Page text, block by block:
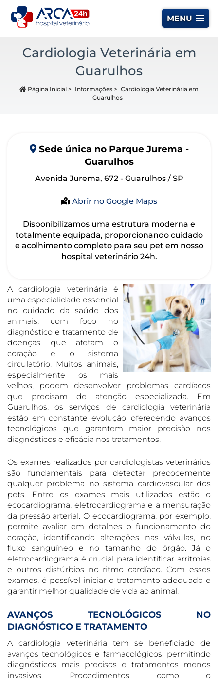
MENU
Cardiologia Veterinária em
Guarulhos
Página Inicial > Informações > Cardiologia Veterinária em
Guarulhos
Sede única no Parque Jurema -
Guarulhos
Avenida Jurema, 672 - Guarulhos / SP
Abrir no Google Maps
Disponibilizamos uma estrutura moderna e
totalmente equipada, proporcionando cuidado
e acolhimento completo para seu pet em nosso
hospital veterinário 24h.
A cardiologia veterinária é
uma especialidade essencial
no cuidado da saúde dos
animais, com foco no
diagnóstico e tratamento de
doenças que afetam o
coração e o sistema
circulatório. Muitos animais,
especialmente os mais
velhos, podem desenvolver problemas cardíacos
que precisam de atenção especializada. Em
Guarulhos, os serviços de cardiologia veterinária
estão em constante evolução, oferecendo avanços
tecnológicos que garantem maior precisão nos
diagnósticos e eficácia nos tratamentos.
Os exames realizados por cardiologistas veterinários
são fundamentais para detectar precocemente
qualquer problema no sistema cardiovascular dos
pets. Entre os exames mais utilizados estão o
ecocardiograma, eletrocardiograma e a mensuração
da pressão arterial. O ecocardiograma, por exemplo,
permite avaliar em detalhes o funcionamento do
coração, identificando alterações nas válvulas, no
fluxo sanguíneo e no tamanho do órgão. Já o
eletrocardiograma é crucial para identificar arritmias
e outros distúrbios no ritmo cardíaco. Com esses
exames, é possível iniciar o tratamento adequado e
garantir melhor qualidade de vida ao animal.
AVANÇOS TECNOLÓGICOS NO
DIAGNÓSTICO E TRATAMENTO
A cardiologia veterinária tem se beneficiado de
avanços tecnológicos e farmacológicos, permitindo
diagnósticos mais precisos e tratamentos menos
invasivos. Procedimentos como o